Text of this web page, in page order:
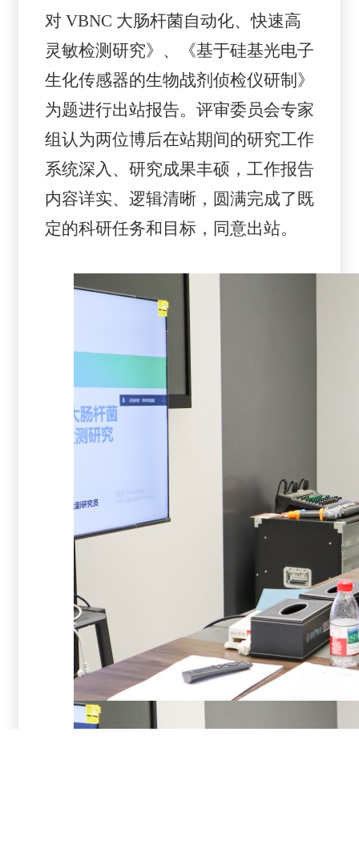
对 VBNC 大肠杆菌自动化、快速高
灵敏检测研究》、《基于硅基光电子
生化传感器的生物战剂侦检仪研制》
为题进行出站报告。评审委员会专家
组认为两位博后在站期间的研究工作
系统深入、研究成果丰硕，工作报告
内容详实、逻辑清晰，圆满完成了既
定的科研任务和目标，同意出站。